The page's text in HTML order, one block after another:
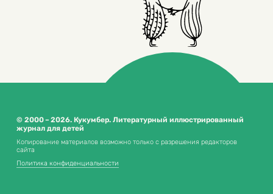
© 2000 – 2026. Кукумбер. Литературный иллюстрированный
журнал для детей
Копирование материалов возможно только с разрешения редакторов
сайта
Политика конфиденциальности